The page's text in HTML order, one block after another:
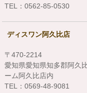
TEL：0562-85-0530
ディスワン阿久比店
〒470-2214
愛知県愛知県知多郡阿久
ーム阿久比店内
TEL：0569-48-9081